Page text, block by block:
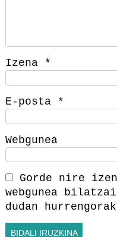
Izena *
E-posta *
Webgunea
Gorde nire
webgunea
dudan